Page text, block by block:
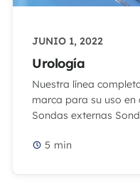
JUNIO 1, 2022
Urología
Nuestra línea
marca para su uso en
Sondas externas
5 min